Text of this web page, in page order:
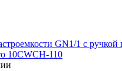
GN1/1 с ручкой
10CWCH-110